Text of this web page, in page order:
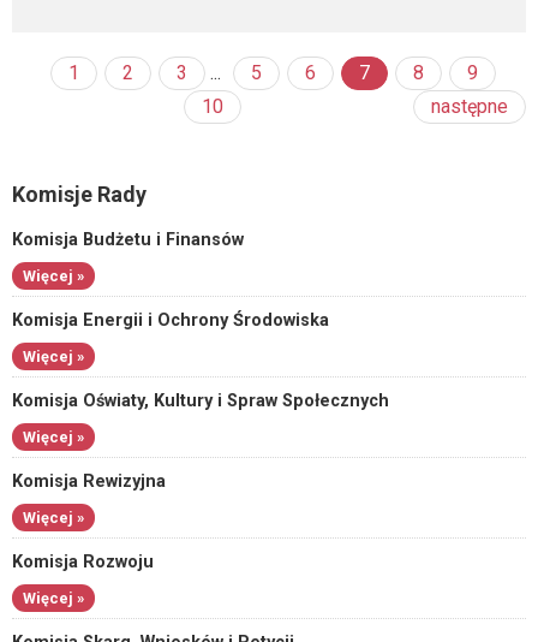
1 2 3 ... 5 6 7 8
9
10
następne
Komisje Rady
Komisja Budżetu i Finansów
Więcej »
Komisja Energii i Ochrony Środowiska
Więcej »
Komisja Oświaty, Kultury i Spraw Społecznych
Więcej »
Komisja Rewizyjna
Więcej »
Komisja Rozwoju
Więcej »